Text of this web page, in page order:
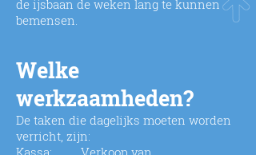
de ijsbaan de weken lang te kunnen
bemensen.
Welke
werkzaamheden?
De taken die dagelijks moeten worden
verricht, zijn:
Kassa: Verkoop van